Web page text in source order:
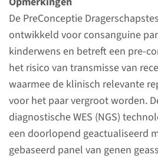
De PreConceptie
ontwikkeld voor consanguine
kinderwens en betreft een pre-
het risico van transmisse van
waarmee de klinisch relevante
voor het paar vergroot worden.
diagnostische WES (NGS)
een doorlopend geactualiseerd
gebaseerd panel van genen